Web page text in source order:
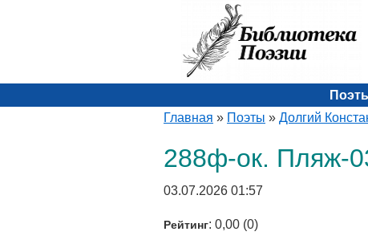
Главная » Поэты » Долгий
288ф-ок. Пляж-
03.07.2026 01:57
Рейтинг: 0,00 (0)